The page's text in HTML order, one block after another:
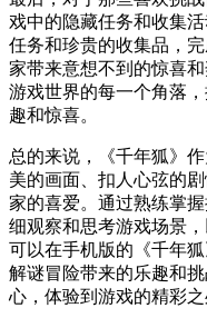
戏中的隐藏任务和收集
任务和珍贵的收集品，
家带来意想不到的惊喜
游戏世界的每一个角落
趣和惊喜。
总的来说，《千年狐》
美的画面、扣人心弦的
家的喜爱。通过熟练掌
细观察和思考游戏场景
可以在手机版的《千年
解谜冒险带来的乐趣和
心，体验到游戏的精彩之